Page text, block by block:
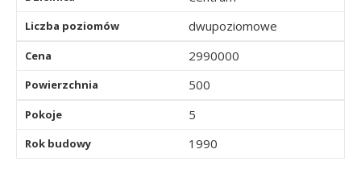
Liczba poziomów dwupoziomowe
Cena 2990000
Powierzchnia 500
Pokoje 5
Rok budowy 1990